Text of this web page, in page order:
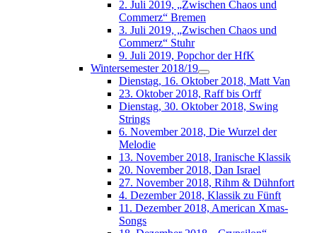
2. Juli 2019, „Zwischen Chaos und
Commerz“ Bremen
3. Juli 2019, „Zwischen Chaos und
Commerz“ Stuhr
9. Juli 2019, Popchor der HfK
Wintersemester 2018/19
Dienstag, 16. Oktober 2018, Matt Van
23. Oktober 2018, Raff bis Orff
Dienstag, 30. Oktober 2018, Swing
Strings
6. November 2018, Die Wurzel der
Melodie
13. November 2018, Iranische Klassik
20. November 2018, Dan Israel
27. November 2018, Rihm & Dühnfort
4. Dezember 2018, Klassik zu Fünft
11. Dezember 2018, American Xmas-
Songs